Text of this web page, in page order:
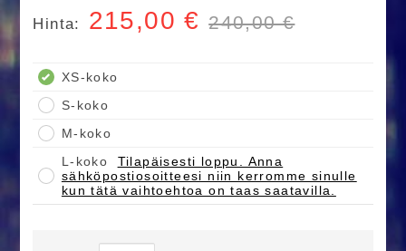
Hinta: 215,00€ 240,00 €
XS-koko
S-koko
M-koko
L-koko
Tilapäisesti loppu. Anna
sähköpostiosoitteesi niin kerromme sinulle
kun tätä vaihtoehtoa on taas saatavilla.